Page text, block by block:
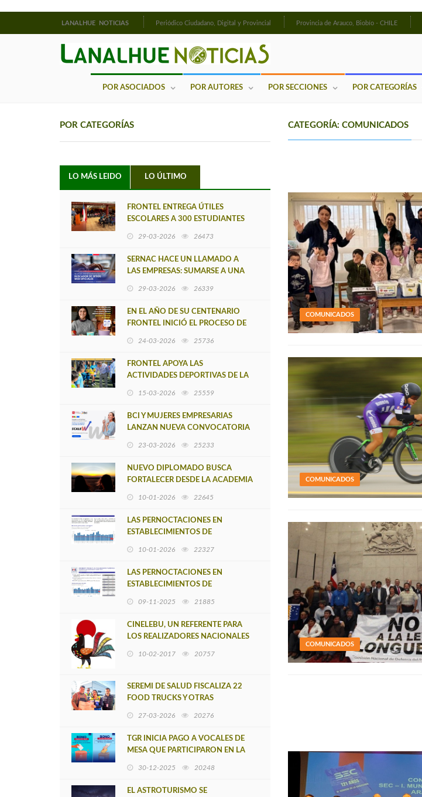
LANALHUE NOTICIAS Periódico Ciudadano, Digital y Provincial Provincia de Arauco, Biobío - CHILE
POR ASOCIADOS POR AUTORES POR SECCIONES POR CATEGORÍAS
POR CATEGORÍAS
LO MÁS LEIDO LO ÚLTIMO
FRONTEL ENTREGA ÚTILES
ESCOLARES A 300 ESTUDIANTES
29-03-2026 26473
SERNAC HACE UN LLAMADO A
LAS EMPRESAS: SUMARSE A UNA
OFICIALES
29-03-2026 26339
EN EL AÑO DE SU CENTENARIO
FRONTEL INICIÓ EL PROCESO DE
ENERGÍA
24-03-2026 25736
FRONTEL APOYA LAS
ACTIVIDADES DEPORTIVAS DE LA
15-03-2026 25559
BCI Y MUJERES EMPRESARIAS
LANZAN NUEVA CONVOCATORIA
POR MUJERES
23-03-2026 25233
NUEVO DIPLOMADO BUSCA
FORTALECER DESDE LA ACADEMIA
10-01-2026 22645
LAS PERNOCTACIONES EN
ESTABLECIMIENTOS DE
DISMINUYERON 22,0%
INTERANUAL
10-01-2026 22327
LAS PERNOCTACIONES EN
ESTABLECIMIENTOS DE
DISMINUYERON 8,0%
09-11-2025 21885
CINELEBU, UN REFERENTE PARA
LOS REALIZADORES NACIONALES
10-02-2017 20757
SEREMI DE SALUD FISCALIZA 22
FOOD TRUCKS Y OTRAS
27-03-2026 20276
TGR INICIA PAGO A VOCALES DE
MESA QUE PARTICIPARON EN LA
30-12-2025 20248
EL ASTROTURISMO SE
CATEGORÍA: COMUNICADOS
COMUNICADOS
COMUNICADOS
COMUNICADOS